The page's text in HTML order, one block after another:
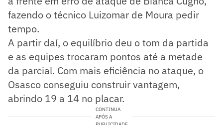
fazendo o técnico Luizomar de Moura pedir
tempo.
A partir daí, o equilíbrio deu o tom da partida
e as equipes trocaram pontos até a metade
da parcial. Com mais eficiência no ataque, o
Osasco conseguiu construir vantagem,
abrindo 19 a 14 no placar.
CONTINUA
APÓS A